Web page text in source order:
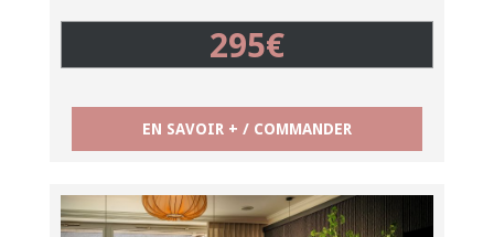
295€
EN SAVOIR + / COMMANDER